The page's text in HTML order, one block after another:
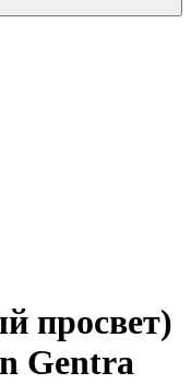
просвет)
Gentra